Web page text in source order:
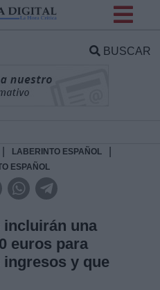
BUSCAR
LABERINTO ESPAÑOL
ESPAÑOL
incluirán una
euros para
y que